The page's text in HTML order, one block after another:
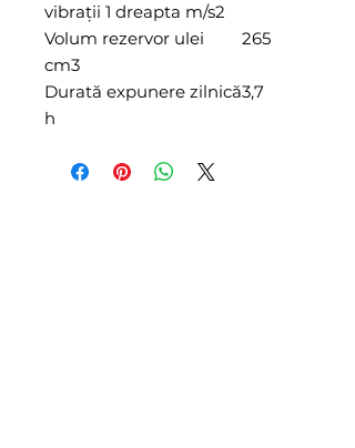
vibraţii 1 dreapta m/s2
Volum rezervor ulei
cm3
265
Durată expunere zilnică
h
3,7